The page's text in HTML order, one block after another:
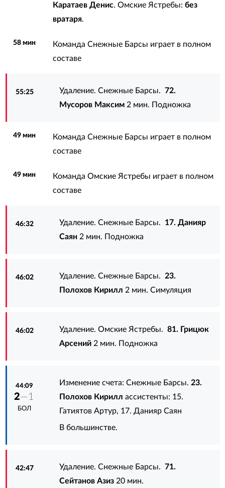
Каратаев Денис. Омские Ястребы: без
вратаря.
58 мин
Команда Снежные Барсы играет в полном
составе
55:25 Удаление. Снежные Барсы.72.
Мусоров Максим 2 мин. Подножка
49 мин
Команда Снежные Барсы играет в полном
составе
49 мин
Команда Омские Ястребы играет в полном
составе
46:32 Удаление. Снежные Барсы. 17. Данияр
Саян 2 мин. Подножка
46:02 Удаление. Снежные Барсы.23.
Полохов Кирилл 2 мин. Симуляция
46:02 Удаление. Омские Ястребы.81. Грицюк
Арсений 2 мин. Подножка
44:09
2—1
БОЛ
Изменение счета: Снежные Барсы.23.
Полохов Кирилл ассистенты: 15.
Гатиятов Артур, 17. Данияр Саян
В большинстве.
42:47 Удаление. Снежные Барсы.71.
Сейтанов Азиз 20 мин.